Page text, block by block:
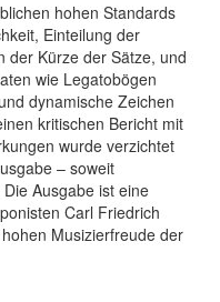
hohen Standards
Einteilung der
der Kürze der Sätze, und
wie Legato­bögen
dynamische Zeichen
kritischen Bericht mit
wurde verzichtet
– soweit
Ausgabe ist eine
Carl Friedrich
Musizierfreude der